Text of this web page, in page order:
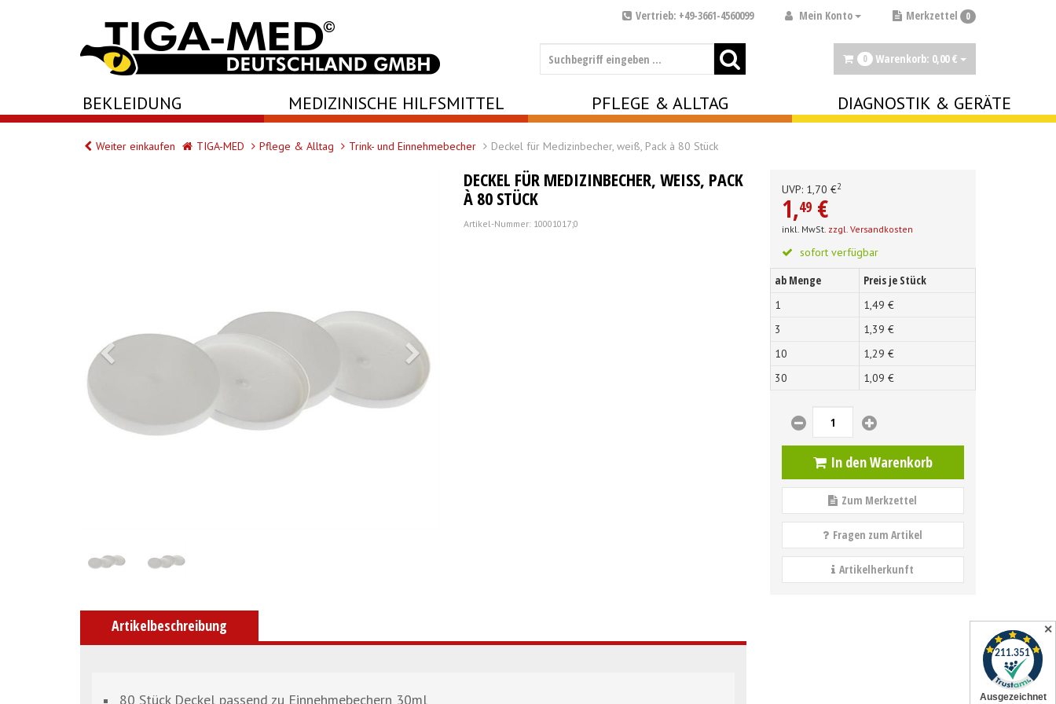
✕
Merkzettel 0
Mein Konto
Vertrieb: +49-3661-4560099
0 Warenkorb: 0,00 €
BEKLEIDUNG MEDIZINISCHE HILFSMITTEL PFLEGE & ALLTAG DIAGNOSTIK & GERÄTE
Weiter einkaufen TIGA-MED Pflege & Alltag Trink- und Einnehmebecher Deckel für Medizinbecher, weiß, Pack à 80 Stück
DECKEL FÜR MEDIZINBECHER, WEISS, PACK À
80 STÜCK
Artikel-Nummer: 10001017;0
UVP: 1,70 €2
1,49 €
inkl. MwSt. zzgl. Versandkosten
sofort verfügbar
ab Menge Preis je Stück
1 1,49 €
3
1,39 €
10
1,29 €
30
1,09 €
In den Warenkorb
Zum Merkzettel
Fragen zum Artikel
Artikelherkunft
Artikelbeschreibung
80 Stück Deckel passend zu Einnehmebechern 30ml